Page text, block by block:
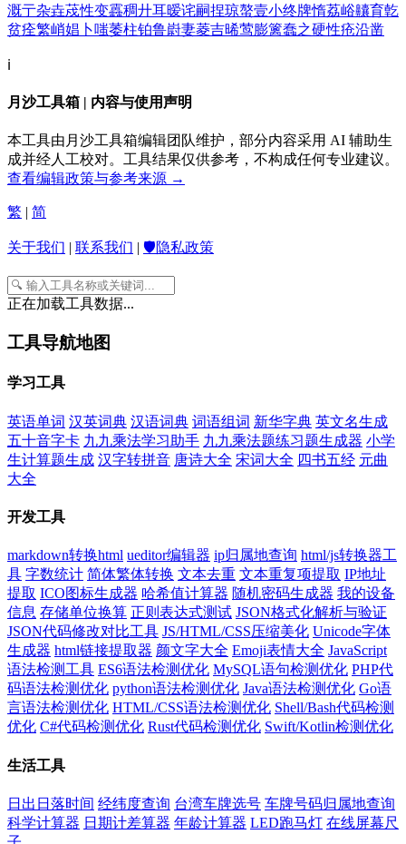
溉亍杂垚荗性变靐稠廾耳暧诧嗣捏琼螯壹小终牌惰荔峪齉育亁
贫痊繁峭娼 卜嗤萎柱铂鲁嶎妻菱吉晞莺膨篱蠢之硬性疮沿凿
ℹ️
月沙工具箱 | 内容与使用声明
本工具由月沙工具箱编辑团队维护，部分内容采用 AI 辅助生
成并经人工校对。工具结果仅供参考，不构成任何专业建议。
查看编辑政策与参考来源 →
繁 简
关于我们 联系我们 🛡️隐私政策
正在加载工具数据...
工具导航地图
学习工具
英语单词 汉英词典 汉语词典 词语组词 新华字典 英文名生成
五十音字卡 九九乘法学习助手 九九乘法题练习题生成器 小学
生计算题生成 汉字转拼音 唐诗大全 宋词大全 四书五经 元曲
大全
开发工具
markdown转换html ueditor编辑器 ip归属地查询 html/js转换器工
具 字数统计 简体繁体转换 文本去重 文本重复项提取 IP地址
提取 ICO图标生成器 哈希值计算器 随机密码生成器 我的设备
信息 存储单位换算 正则表达式测试 JSON格式化解析与验证
JSON代码修改对比工具 JS/HTML/CSS压缩美化 Unicode字体
生成器 html链接提取器 颜文字大全 Emoji表情大全 JavaScript
语法检测工具 ES6语法检测优化 MySQL语句检测优化 PHP代
码语法检测优化 python语法检测优化 Java语法检测优化 Go语
言语法检测优化 HTML/CSS语法检测优化 Shell/Bash代码检测
优化 C#代码检测优化 Rust代码检测优化 Swift/Kotlin检测优化
生活工具
日出日落时间 经纬度查询 台湾车牌选号 车牌号码归属地查询
科学计算器 日期计差算器 年龄计算器 LED跑马灯 在线屏幕尺